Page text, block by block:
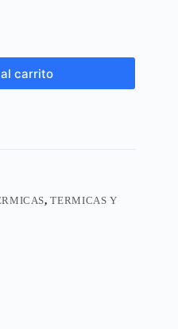
carrito
,TERMICAS Y